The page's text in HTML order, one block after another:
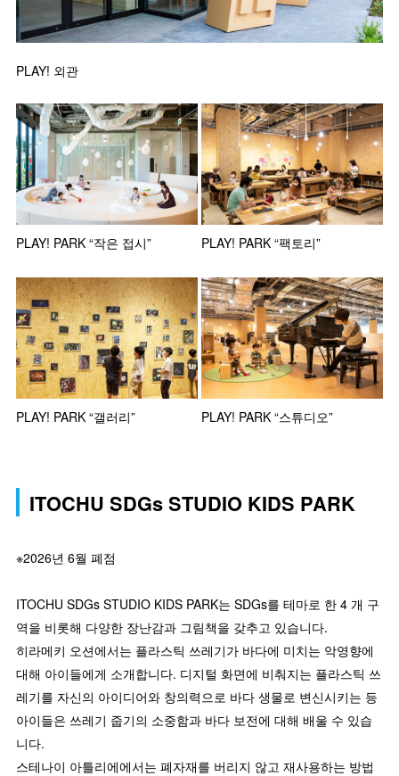
PLAY! 외관
PLAY! PARK “작은 접시” PLAY! PARK “팩토리”
PLAY! PARK “갤러리” PLAY! PARK “스튜디오”
ITOCHU SDGs STUDIO KIDS PARK
※2026년 6월 폐점
ITOCHU SDGs STUDIO KIDS PARK는 SDGs를 테마로 한 4 개 구
역을 비롯해 다양한 장난감과 그림책을 갖추고 있습니다.
히라메키 오션에서는 플라스틱 쓰레기가 바다에 미치는 악영향에
대해 아이들에게 소개합니다. 디지털 화면에 비춰지는 플라스틱 쓰
레기를 자신의 아이디어와 창의력으로 바다 생물로 변신시키는 등
아이들은 쓰레기 줍기의 소중함과 바다 보전에 대해 배울 수 있습
니다.
스테나이 아틀리에에서는 폐자재를 버리지 않고 재사용하는 방법